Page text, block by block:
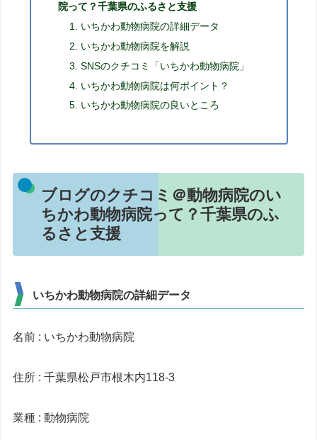
院って？千葉県のふるさと支援
いちかわ動物病院の詳細データ
いちかわ動物病院を解説
SNSのクチコミ「いちかわ動物病院」
いちかわ動物病院は何ポイント？
いちかわ動物病院の良いところ
ブログのクチコミ＠動物病院のい
ちかわ動物病院って？千葉県のふ
るさと支援
いちかわ動物病院の詳細データ
名前 : いちかわ動物病院
住所 : 千葉県松戸市根木内118-3
業種 : 動物病院